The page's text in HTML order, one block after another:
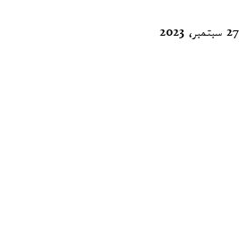
27 سبتمبر، 2023